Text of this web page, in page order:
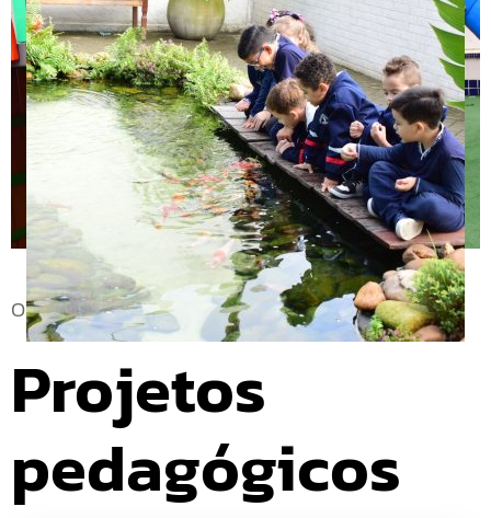
Objetivos
Projetos
pedagógicos